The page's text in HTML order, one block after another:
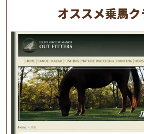
オススメ乗馬